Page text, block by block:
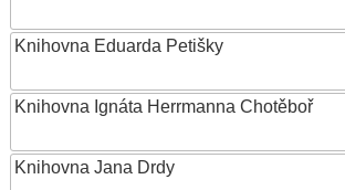
Knihovna Eduarda Petišky
Knihovna Ignáta Herrmanna Chotěboř
Knihovna Jana Drdy